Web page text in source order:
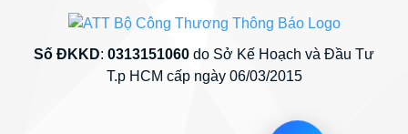
Số ĐKKD: 0313151060 do Sở Kế Hoạch và Đầu Tư
T.p HCM cấp ngày 06/03/2015